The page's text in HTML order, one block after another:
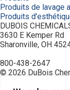
Produits de lavage
Produits
DUBOIS
3630 E Kemper Rd
Sharonville, OH
800-438-2647
© 2026 DuBois